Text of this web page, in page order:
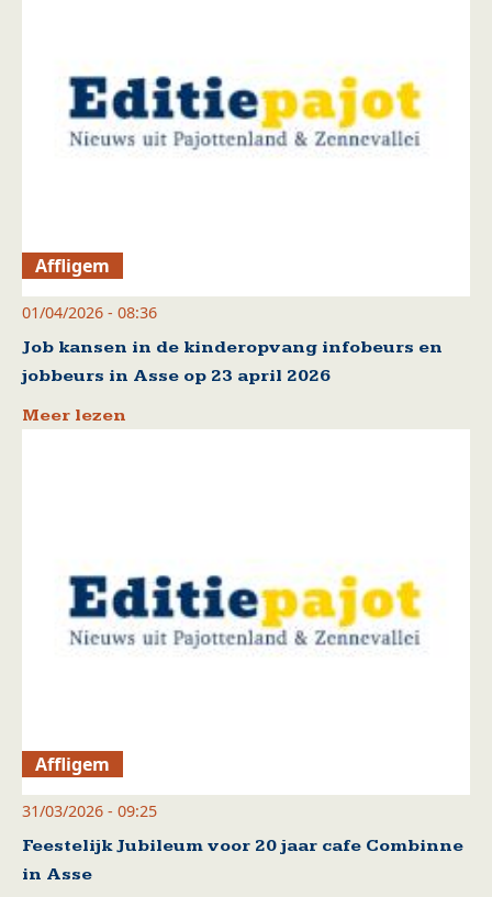
Affligem
01/04/2026 - 08:36
Job kansen in de kinderopvang infobeurs en
jobbeurs in Asse op 23 april 2026
Meer lezen
Affligem
31/03/2026 - 09:25
Feestelijk Jubileum voor 20 jaar cafe Combinne
in Asse